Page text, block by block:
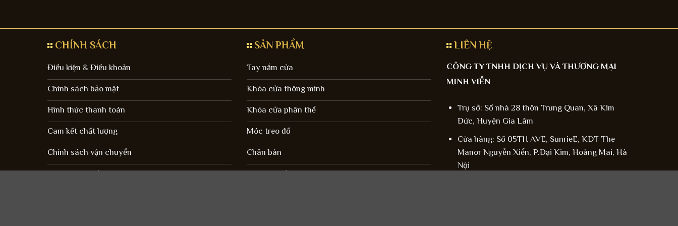
CHÍNH SÁCH
Điều kiện & Điều khoản
Chính sách bảo mật
Hình thức thanh toán
Cam kết chất lượng
Chính sách vận chuyển
Chính sách trả hàng
SẢN PHẨM
Tay nắm cửa
Khóa cửa thông minh
Khóa cửa phân thể
Móc treo đồ
Chân bàn
Phụ kiện cửa
LIÊN HỆ
CÔNG TY TNHH DỊCH VỤ VÀ THƯƠNG MẠI
MINH VIỄN
Trụ sở: Số nhà 28 thôn Trung Quan, Xã Kim
Đức, Huyện Gia Lâm
Cửa hàng: Số 05TH AVE, SunrieE, KDT The
Manor Nguyễn Xiển, P.Đại Kim, Hoàng Mai, Hà
Nội